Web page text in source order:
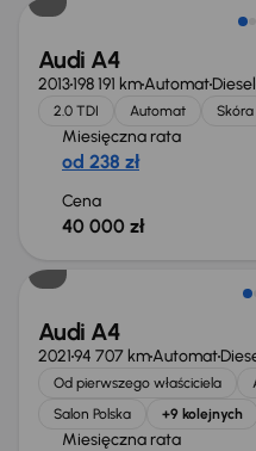
Audi A4
2013198 191 kmAutomatDiesel
2.0 TDI Automat Skóra
Miesięczna rata
od 238 zł
Cena
40 000 zł
Audi A4
202194 707 kmAutomat
Od pierwszego właściciela
Salon Polska
+9 kolejnych
Miesięczna rata